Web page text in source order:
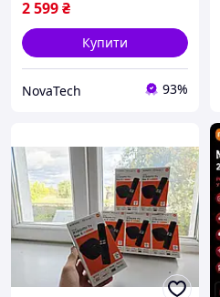
2 599₴
Купити
NovaTech 93%